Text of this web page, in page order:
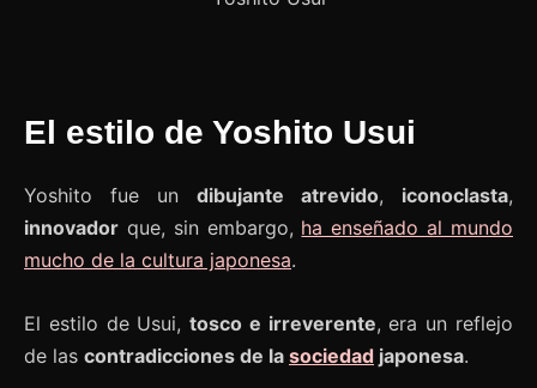
El estilo de Yoshito Usui
Yoshito fue un dibujante atrevido, iconoclasta,
innovador que, sin embargo, ha enseñado al mundo
mucho de la cultura japonesa.
El estilo de Usui,tosco e irreverente, era un reflejo
de las contradicciones de la sociedad japonesa.